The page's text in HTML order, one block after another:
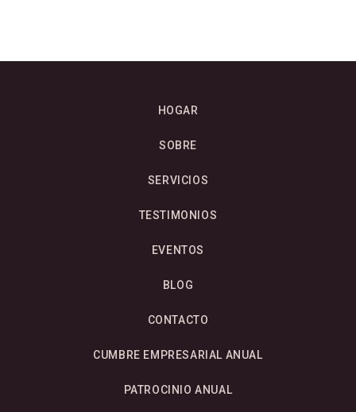
HOGAR
SOBRE
SERVICIOS
TESTIMONIOS
EVENTOS
BLOG
CONTACTO
CUMBRE EMPRESARIAL ANUAL
PATROCINIO ANUAL